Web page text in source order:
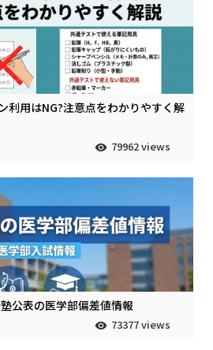
利用はNG?注意点をわかりやすく解
79962 views
公表の医学部偏差値情報
73377 views